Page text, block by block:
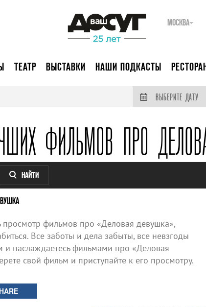
МОСКВА
ТЕАТР ВЫСТАВКИ НАШИ ПОДКАСТЫ
ВЫБЕРИТЕ ДАТУ
ФИЛЬМОВ ПРО
НАЙТИ
фильмов про «Деловая девушка»,
Все заботы и дела забыты, все невзгоды
наслаждаетесь фильмами про «Деловая
свой фильм и приступайте к его просмотру.